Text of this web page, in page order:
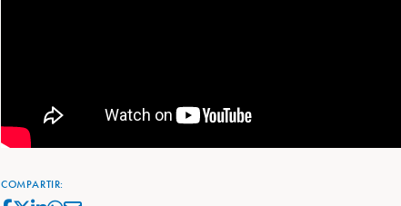
COMPARTIR: